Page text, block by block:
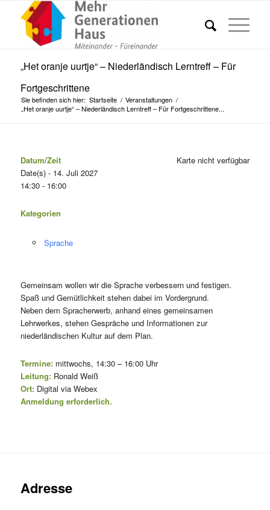
„Het oranje uurtje“ – Niederländisch Lerntreff – Für
Fortgeschrittene
Sie befinden sich hier: Startseite / Veranstaltungen /
„Het oranje uurtje“ – Niederländisch Lerntreff – Für Fortgeschrittene...
Karte nicht verfügbar
Datum/Zeit
Date(s) - 14. Juli 2027
14:30 - 16:00
Kategorien
Sprache
Gemeinsam wollen wir die Sprache verbessern und festigen.
Spaß und Gemütlichkeit stehen dabei im Vordergrund.
Neben dem Spracherwerb, anhand eines gemeinsamen
Lehrwerkes, stehen Gespräche und Informationen zur
niederländischen Kultur auf dem Plan.
Termine:mittwochs, 14:30 – 16:00 Uhr
Leitung:Ronald Weiß
Ort: Digital via Webex
Anmeldung erforderlich.
Adresse